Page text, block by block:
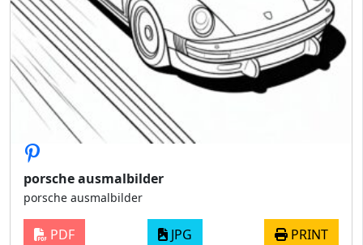
porsche ausmalbilder
porsche ausmalbilder
PDF JPG PRINT